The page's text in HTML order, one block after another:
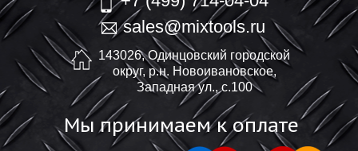
sales@mixtools.ru
143026, Одинцовский городской
округ, р.н. Новоивановское,
Западная ул., с.100
Мы принимаем к оплате